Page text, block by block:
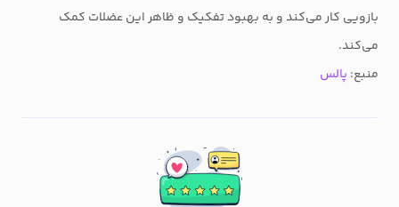
بازویی کار می‌کند و به بهبود تفکیک و ظاهر این عضلات کمک
می‌کند.
منبع: پالس